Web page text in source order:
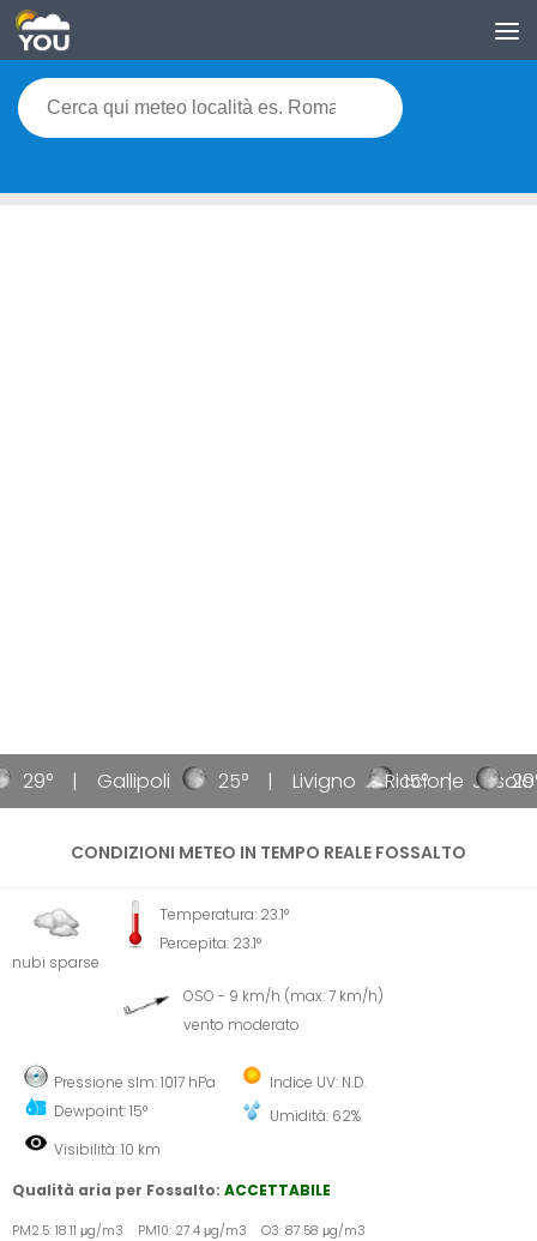
29° Gallipoli 25° Livigno 15° Jesolo
Riccione 29°
CONDIZIONI METEO IN TEMPO REALE FOSSALTO
nubi sparse
Temperatura: 23.1°
Percepita: 23.1°
OSO - 9 km/h (max: 7 km/h)
vento moderato
Pressione slm: 1017 hPa
Dewpoint: 15°
Indice UV: N.D.
Umidità: 62%
Visibilità: 10 km
Qualità aria per Fossalto: ACCETTABILE
PM2.5: 18.11 μg/m3 PM10: 27.4 μg/m3 O3: 87.58 μg/m3